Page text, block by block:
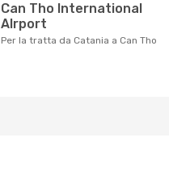
Can Tho International
AIrport
Per la tratta da Catania a Can Tho